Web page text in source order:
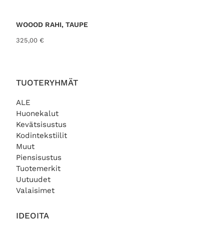
TUOTERYHMÄT
ALE
Huonekalut
Kevätsisustus
Kodintekstiilit
Muut
Piensisustus
Tuotemerkit
Uutuudet
Valaisimet
IDEOITA
WOOOD RAHI, TAUPE
325,00 €